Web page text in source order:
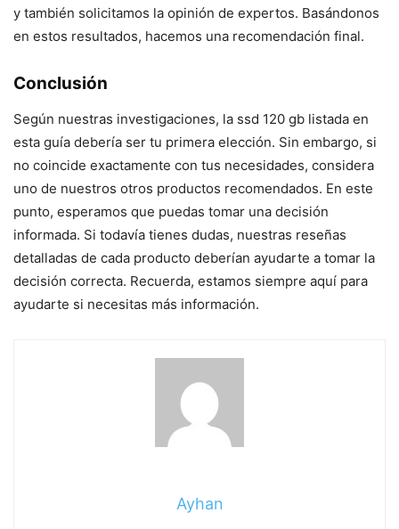
y también solicitamos la opinión de expertos. Basándonos
en estos resultados, hacemos una recomendación final.
Conclusión
Según nuestras investigaciones, la ssd 120 gb listada en
esta guía debería ser tu primera elección. Sin embargo, si
no coincide exactamente con tus necesidades, considera
uno de nuestros otros productos recomendados. En este
punto, esperamos que puedas tomar una decisión
informada. Si todavía tienes dudas, nuestras reseñas
detalladas de cada producto deberían ayudarte a tomar la
decisión correcta. Recuerda, estamos siempre aquí para
ayudarte si necesitas más información.
Ayhan